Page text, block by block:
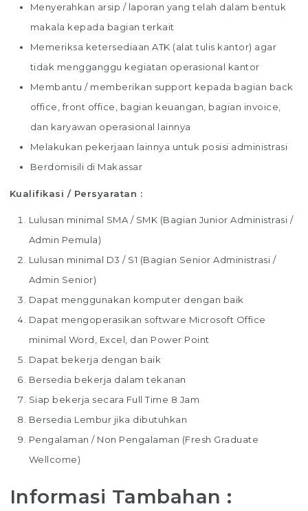
Menyerahkan arsip / laporan yang telah dalam bentuk
makala kepada bagian terkait
Memeriksa ketersediaan ATK (alat tulis kantor) agar
tidak mengganggu kegiatan operasional kantor
Membantu / memberikan support kepada bagian back
office, front office, bagian keuangan, bagian invoice,
dan karyawan operasional lainnya
Melakukan pekerjaan lainnya untuk posisi administrasi
Berdomisili di Makassar
Kualifikasi / Persyaratan :
Lulusan minimal SMA / SMK (Bagian Junior Administrasi /
Admin Pemula)
Lulusan minimal D3 / S1 (Bagian Senior Administrasi /
Admin Senior)
Dapat menggunakan komputer dengan baik
Dapat mengoperasikan software Microsoft Office
minimal Word, Excel, dan Power Point
Dapat bekerja dengan baik
Bersedia bekerja dalam tekanan
Siap bekerja secara Full Time 8 Jam
Bersedia Lembur jika dibutuhkan
Pengalaman / Non Pengalaman (Fresh Graduate
Wellcome)
Informasi Tambahan :